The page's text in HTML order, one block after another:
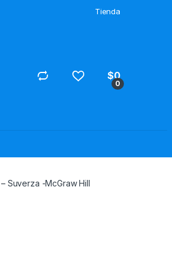
Tienda
0
$0
Suverza -McGraw Hill